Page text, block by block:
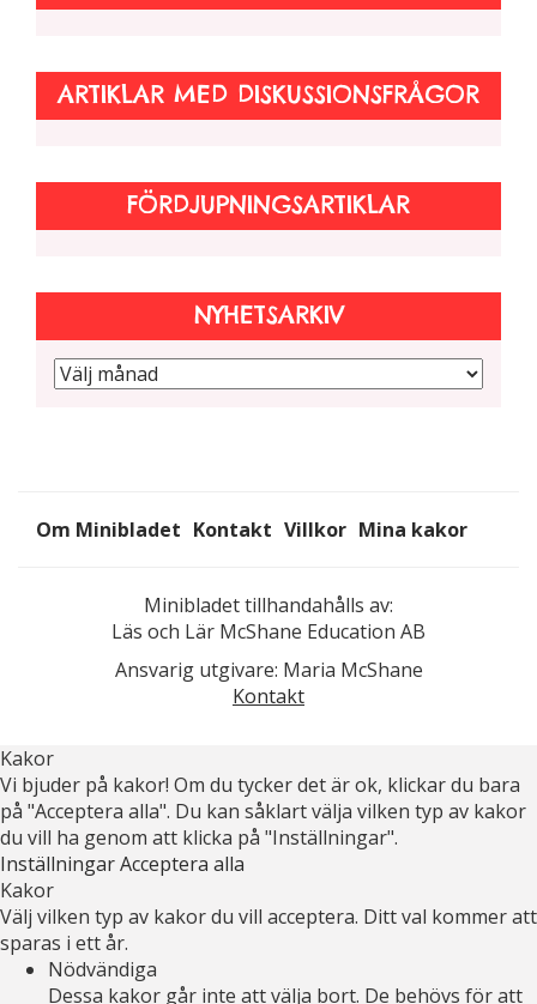
ARTIKLAR MED DISKUSSIONSFRÅGOR
FÖRDJUPNINGSARTIKLAR
NYHETSARKIV
Om Minibladet Kontakt Villkor Mina kakor
Minibladet tillhandahålls av:
Läs och Lär McShane Education AB
Ansvarig utgivare: Maria McShane
Kontakt
Kakor
Vi bjuder på kakor! Om du tycker det är ok, klickar du bara
på "Acceptera alla". Du kan såklart välja vilken typ av kakor
du vill ha genom att klicka på "Inställningar".
InställningarAcceptera alla
Kakor
Välj vilken typ av kakor du vill acceptera. Ditt val kommer att
sparas i ett år.
Nödvändiga
Dessa kakor går inte att välja bort. De behövs för att